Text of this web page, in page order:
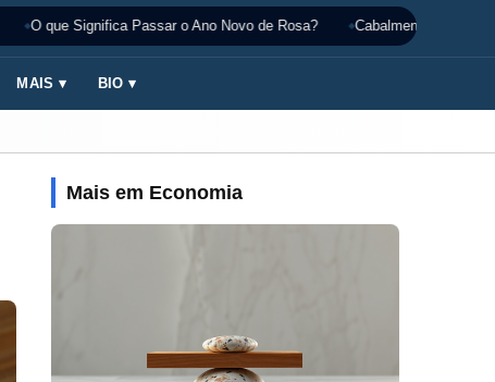
O que Significa Passar o Ano Novo de Rosa? Cabalmente
MAIS ▾ BIO ▾
Mais em Economia